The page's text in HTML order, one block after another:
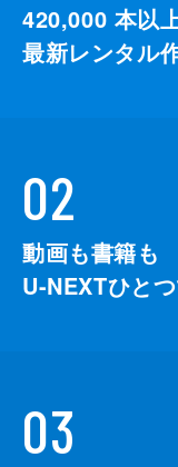
420,000 本以
最新レンタル
02
動画も書籍も
U-NEXTひとつ
03